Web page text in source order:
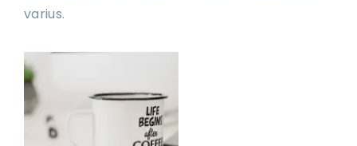
varius.